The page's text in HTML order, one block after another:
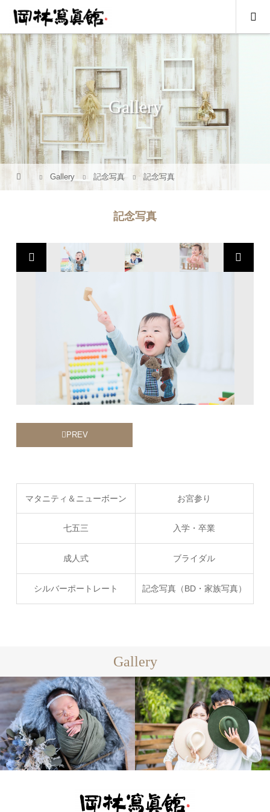
Gallery
Gallery 記念写真 記念写真
記念写真
PREV
マタニティ＆ニューボーン お宮参り
七五三 入学・卒業
成人式 ブライダル
シルバーポートレート 記念写真（BD・家族写真）
Gallery